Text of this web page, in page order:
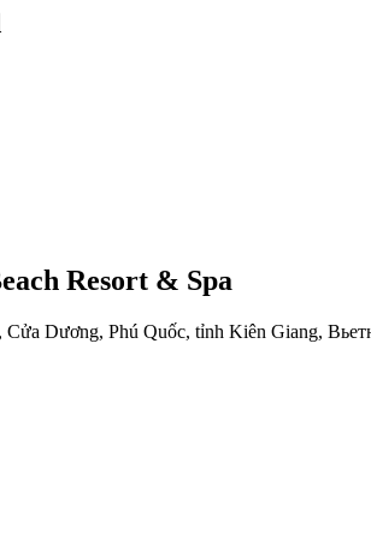
Resort & Spa
Cửa Dương, Phú Quốc, tỉnh Kiên Giang,